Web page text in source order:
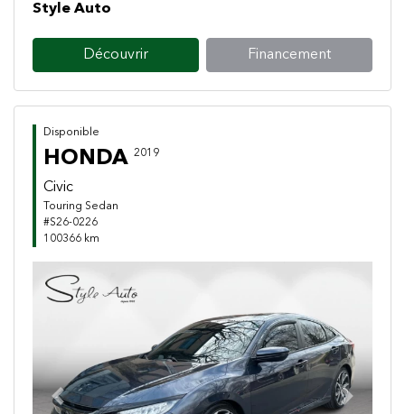
Style Auto
Découvrir Financement
Disponible
HONDA 2019
Civic
Touring Sedan
#S26-0226
100366 km
Previous Next